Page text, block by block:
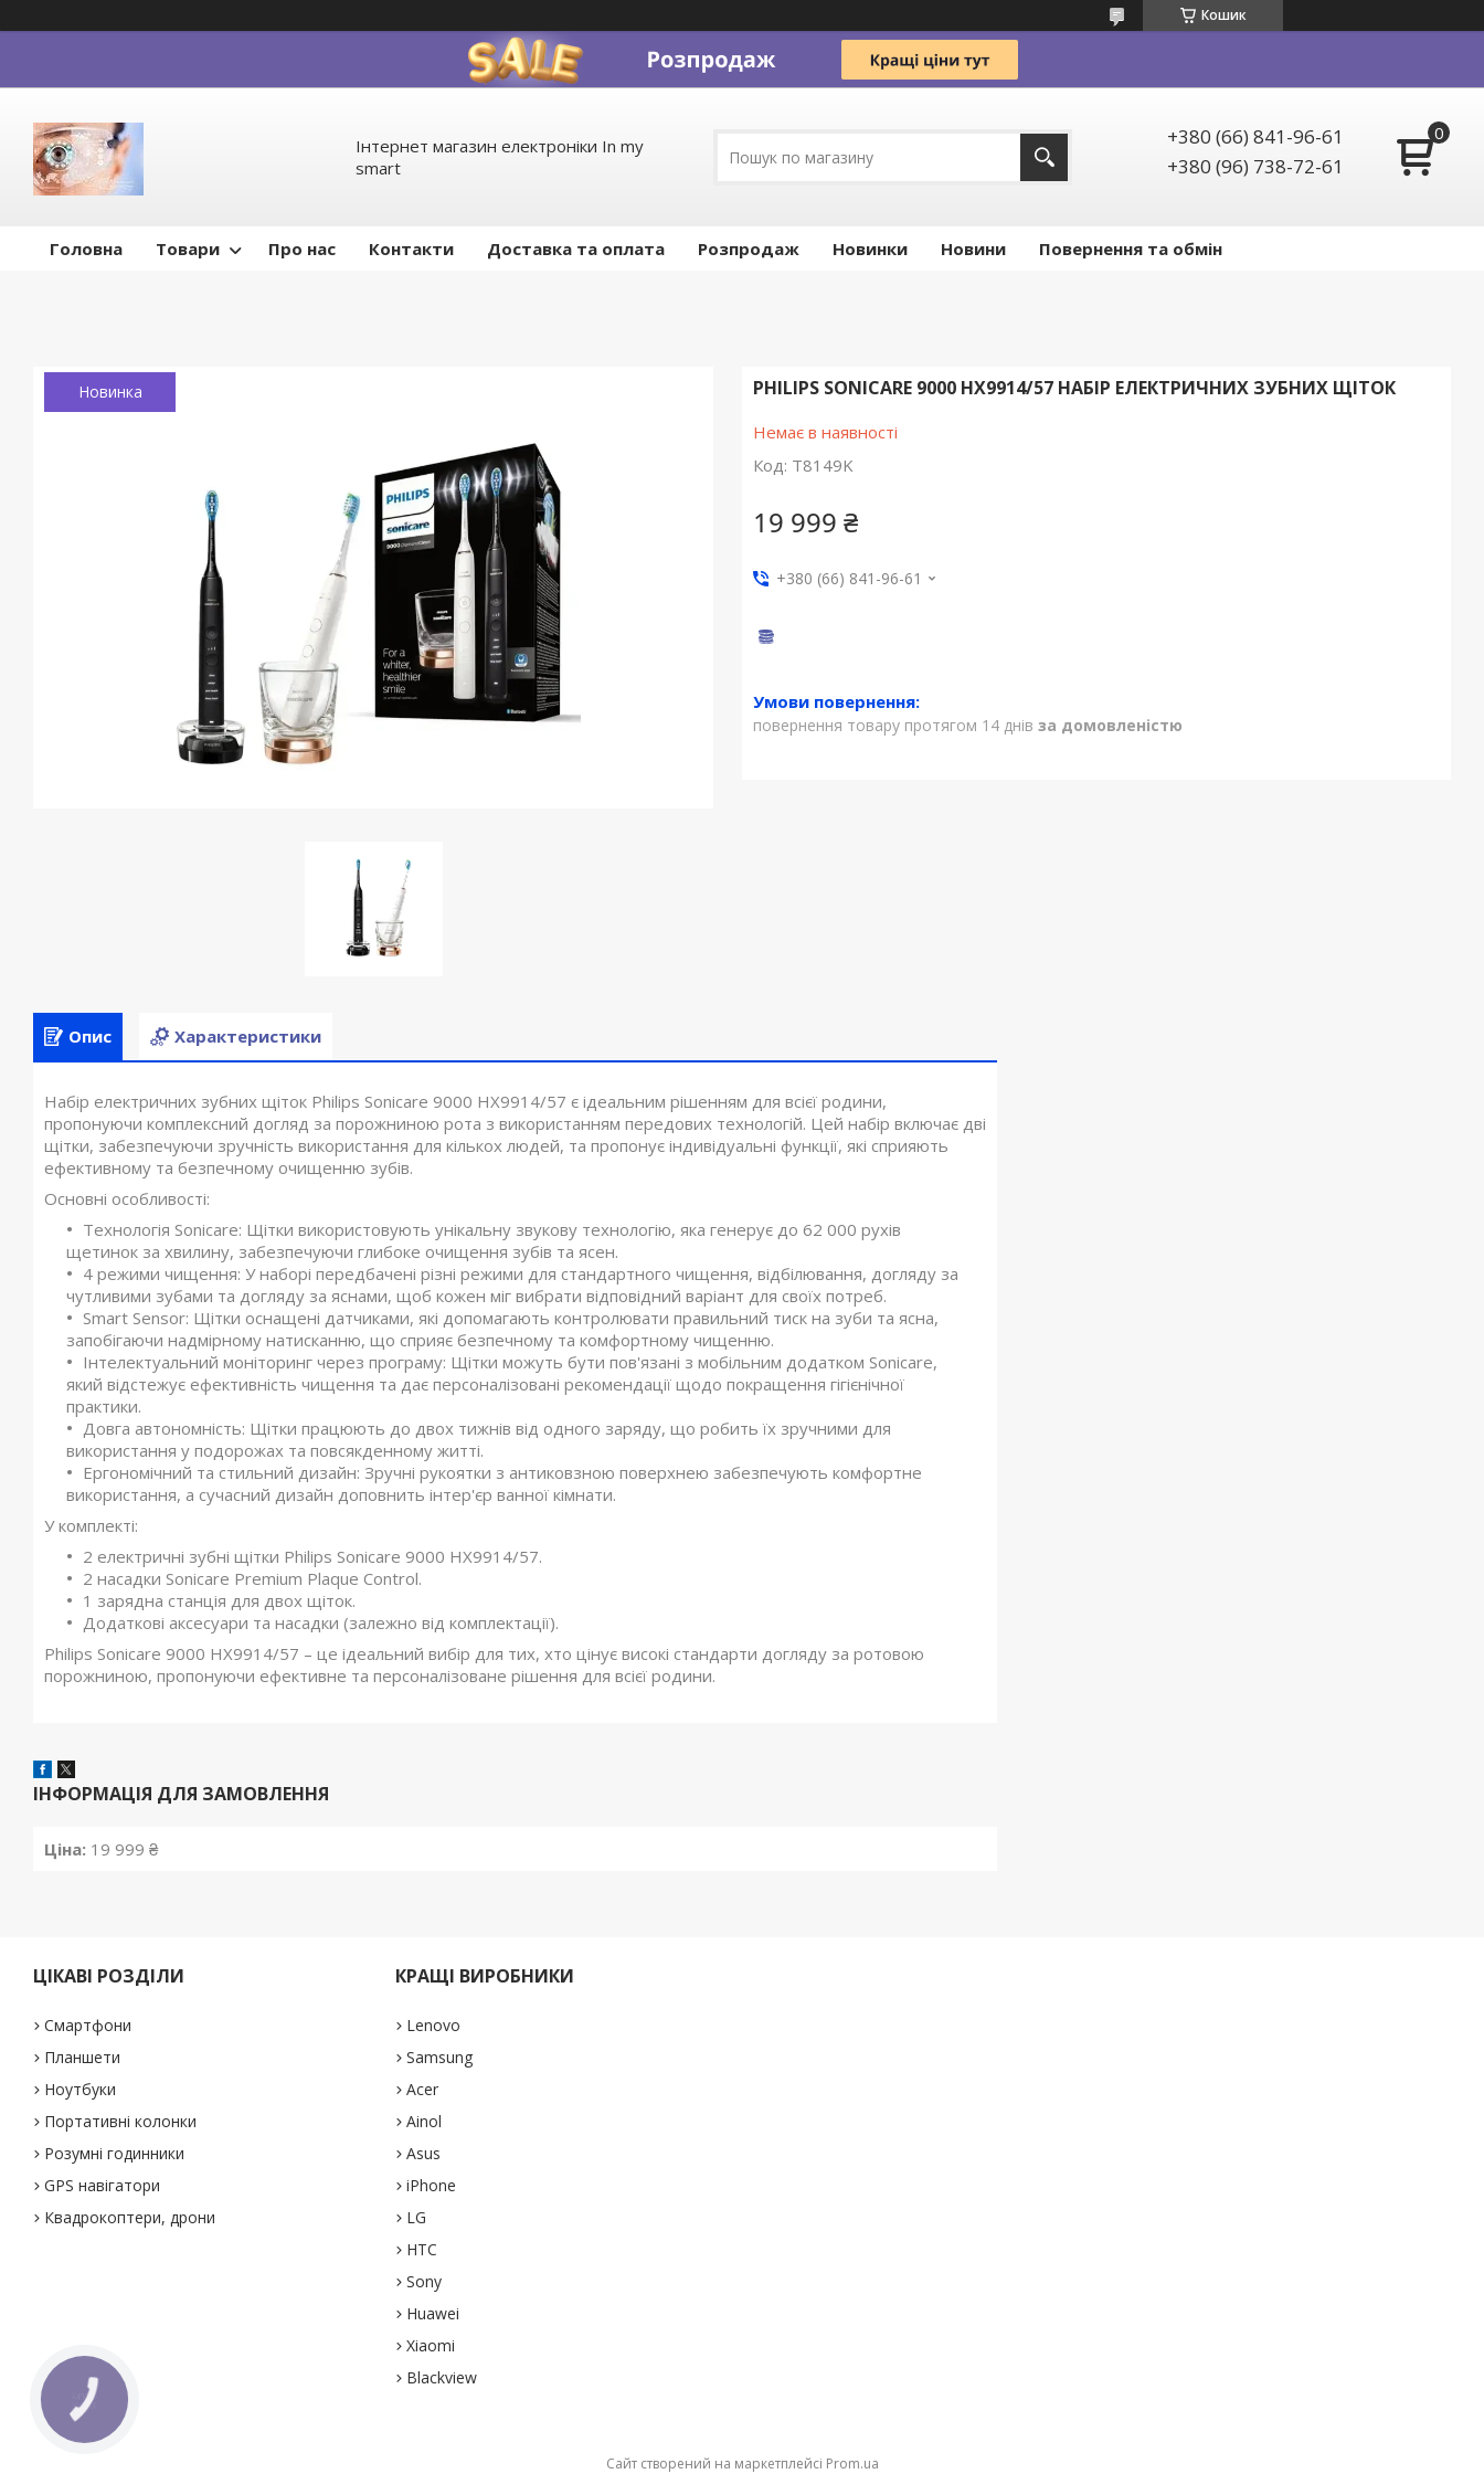
Кошик
Інтернет магазин електроніки In my
smart
+380 (66) 841-96-61
+380 (96) 738-72-61
Головна Товари Про нас Контакти Доставка та оплата Pозпродаж Новинки Новини Повернення та обмін
Новинка PHILIPS SONICARE 9000 HX9914/57 НАБІР ЕЛЕКТРИЧНИХ ЗУБНИХ ЩІТОК
Немає в наявності
Код: T8149K
19 999 ₴
+380 (66) 841-96-61
повернення товару протягом 14 днів за домовленістю
Опис Характеристики
Набір електричних зубних щіток Philips Sonicare 9000 HX9914/57 є ідеальним рішенням для всієї родини,
пропонуючи комплексний догляд за порожниною рота з використанням передових технологій. Цей набір включає дві
щітки, забезпечуючи зручність використання для кількох людей, та пропонує індивідуальні функції, які сприяють
ефективному та безпечному очищенню зубів.
Основні особливості:
Технологія Sonicare: Щітки використовують унікальну звукову технологію, яка генерує до 62 000 рухів
щетинок за хвилину, забезпечуючи глибоке очищення зубів та ясен.
4 режими чищення: У наборі передбачені різні режими для стандартного чищення, відбілювання, догляду за
чутливими зубами та догляду за яснами, щоб кожен міг вибрати відповідний варіант для своїх потреб.
Smart Sensor: Щітки оснащені датчиками, які допомагають контролювати правильний тиск на зуби та ясна,
запобігаючи надмірному натисканню, що сприяє безпечному та комфортному чищенню.
Інтелектуальний моніторинг через програму: Щітки можуть бути пов'язані з мобільним додатком Sonicare,
який відстежує ефективність чищення та дає персоналізовані рекомендації щодо покращення гігієнічної
практики.
Довга автономність: Щітки працюють до двох тижнів від одного заряду, що робить їх зручними для
використання у подорожах та повсякденному житті.
Ергономічний та стильний дизайн: Зручні рукоятки з антиковзною поверхнею забезпечують комфортне
використання, а сучасний дизайн доповнить інтер'єр ванної кімнати.
У комплекті:
2 електричні зубні щітки Philips Sonicare 9000 HX9914/57.
2 насадки Sonicare Premium Plaque Control.
1 зарядна станція для двох щіток.
Додаткові аксесуари та насадки (залежно від комплектації).
Philips Sonicare 9000 HX9914/57 – це ідеальний вибір для тих, хто цінує високі стандарти догляду за ротовою
порожниною, пропонуючи ефективне та персоналізоване рішення для всієї родини.
ІНФОРМАЦІЯ ДЛЯ ЗАМОВЛЕННЯ
Ціна: 19 999 ₴
ЦІКАВІ РОЗДІЛИ
Смартфони
Планшети
Ноутбуки
Портативні колонки
Розумні годинники
GPS навігатори
Квадрокоптери, дрони
КРАЩІ ВИРОБНИКИ
Lenovo
Samsung
Acer
Ainol
Asus
iPhone
LG
HTC
Sony
Huawei
Xiaomi
Blackview
Сайт створений на маркетплейсі Prom.ua
КНОПКА
ЗВ'ЯЗКУ